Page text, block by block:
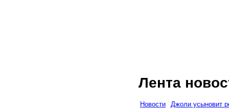
Лента
Новости Джоли усыновит